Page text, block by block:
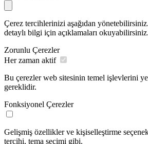
Çerez tercihlerinizi aşağıdan
detaylı bilgi için açıklamaları okuyabilirsiniz.
Zorunlu Çerezler
Her zaman aktif
Bu çerezler web sitesinin temel işlevlerini
gereklidir.
Fonksiyonel Çerezler
Gelişmiş özellikler ve kişiselleştirme
tercihi, tema seçimi gibi.